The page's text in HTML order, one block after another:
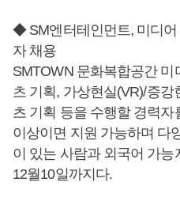
◆ SM엔터테인먼트, 미디
자 채용
SMTOWN 문화복합공간
츠 기획, 가상현실(VR)/증강
츠 기획 등을 수행할 경력자
이상이면 지원 가능하며 다
이 있는 사람과 외국어 가
12월10일까지다.